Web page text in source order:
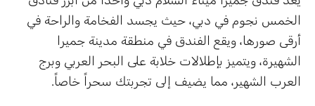
الخمس نجوم في دبي، حيث يجسد الفخامة والراحة في
أرقى صورها، ويقع الفندق في منطقة مدينة جميرا
الشهيرة، ويتميز بإطلالات خلابة على البحر العربي وبرج
العرب الشهير، مما يضيف إلى تجربتك سحراً خاصاً.